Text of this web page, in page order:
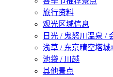
旅行资料
观光区域信息
日光 / 鬼怒川温泉 /
浅草 / 东京晴空塔
池袋 / 川越
其他景点